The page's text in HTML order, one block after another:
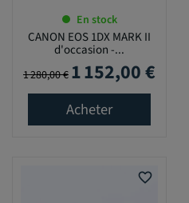
En stock
CANON EOS 1DX MARK II
d'occasion -...
Prix de base
1 280,00 € Prix
1 152,00 €
Acheter
favorite_border